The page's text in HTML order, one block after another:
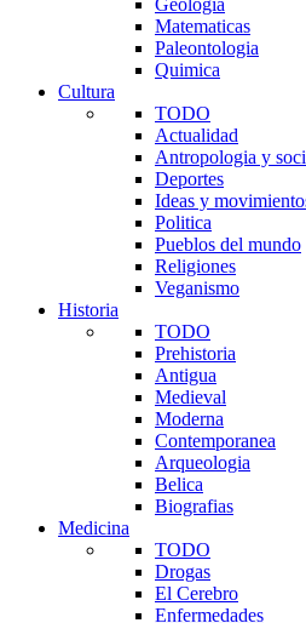
Matematicas
Paleontologia
Quimica
Cultura
TODO
Actualidad
Antropologia y
Deportes
Ideas y
Politica
Pueblos del mundo
Religiones
Veganismo
Historia
TODO
Prehistoria
Antigua
Medieval
Moderna
Contemporanea
Arqueologia
Belica
Biografias
Medicina
TODO
Drogas
El Cerebro
Enfermedades